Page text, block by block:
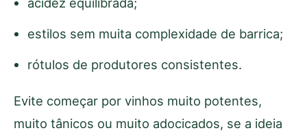
estilos sem muita complexidade de barrica;
rótulos de produtores consistentes.
Evite começar por vinhos muito potentes,
muito tânicos ou muito adocicados, se a ideia